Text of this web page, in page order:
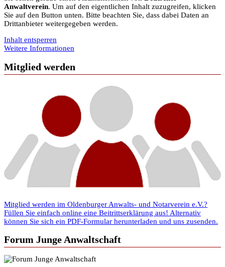
Anwaltverein. Um auf den eigentlichen Inhalt zuzugreifen, klicken
Sie auf den Button unten. Bitte beachten Sie, dass dabei Daten an
Drittanbieter weitergegeben werden.
Inhalt entsperren
Weitere Informationen
Mitglied werden
Mitglied werden im Oldenburger Anwalts- und Notarverein e.V.?
Füllen Sie einfach online eine Beitrittserklärung aus! Alternativ
können Sie sich ein PDF-Formular herunterladen und uns zusenden.
Forum Junge Anwaltschaft